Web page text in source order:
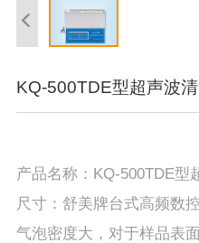
KQ-500TDE型超声波
产品名称：KQ-500TDE型
尺寸：舒美牌台式高频数
气泡密度大，对于样品表